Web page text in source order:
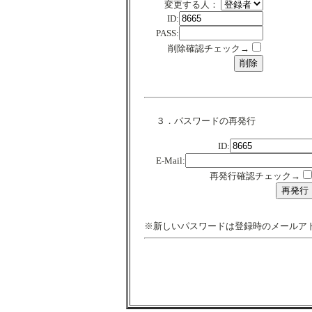
変更する人：
ID:
PASS:
削除確認チェック→
３．パスワードの再発行
ID:
E-Mail:
再発行確認チェック→
※新しいパスワードは登録時のメールア